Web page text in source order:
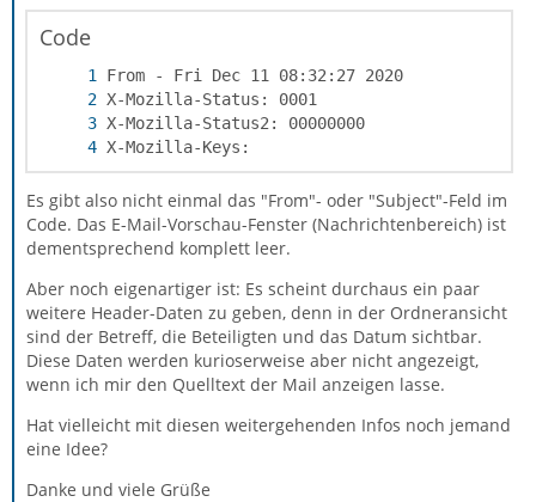
Code
X-
Es gibt also nicht einmal das "From"- oder "Subject"-Feld im
Code. Das E-Mail-Vorschau-Fenster (Nachrichtenbereich) ist
dementsprechend komplett leer.
Aber noch eigenartiger ist: Es scheint durchaus ein paar
weitere Header-Daten zu geben, denn in der Ordneransicht
sind der Betreff, die Beteiligten und das Datum sichtbar.
Diese Daten werden kurioserweise aber nicht angezeigt,
wenn ich mir den Quelltext der Mail anzeigen lasse.
Hat vielleicht mit diesen weitergehenden Infos noch jemand
eine Idee?
Danke und viele Grüße